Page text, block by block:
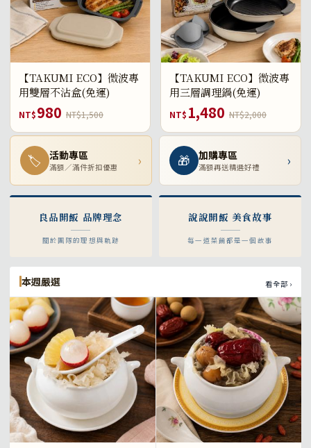
【TAKUMI ECO】微波專
用雙層不沾盒(免運)
NT$980 NT$1,500
【TAKUMI ECO】微波專
用三層調理鍋(免運)
NT$ 1,480 NT$2,000
🏷 活動專區
滿額／滿件折扣優惠 › 🎁 加購專區
滿額再送精選好禮 ›
良品開飯 品牌理念
關於團隊的理想與軌跡
說說開飯 美食故事
每一道菜餚都是一個故事
本週嚴選 看全部 ›